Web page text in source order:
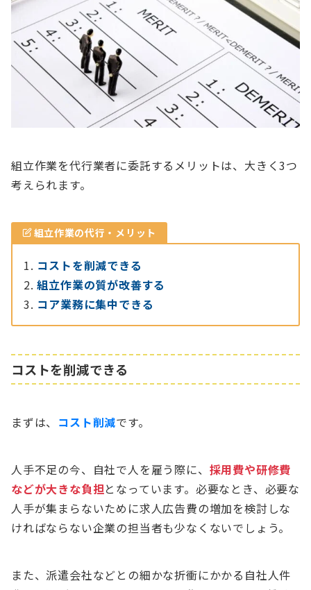
組立作業を代行業者に委託するメリットは、大きく3つ
考えられます。
組立作業の代行・メリット
コストを削減できる
組立作業の質が改善する
コア業務に集中できる
コストを削減できる
まずは、 コスト削減です。
人手不足の今、自社で人を雇う際に、 採用費や研修費
などが大きな負担となっています。必要なとき、必要な
人手が集まらないために求人広告費の増加を検討しな
ければならない企業の担当者も少なくないでしょう。
また、派遣会社などとの細かな折衝にかかる自社人件